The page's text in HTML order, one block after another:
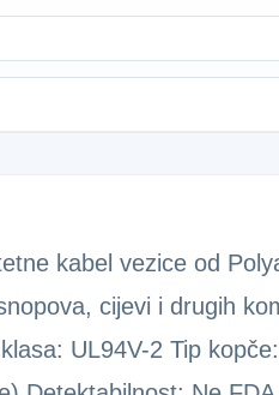
BIJELA 4,8X200
kabel vezice od
cijevi i drugih
UL94V-2 Tip